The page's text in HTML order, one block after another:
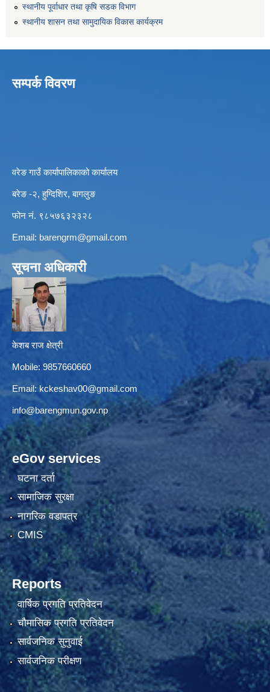
स्थानीय पूर्वाधार तथा कृषि सडक विभाग
स्थानीय शासन तथा सामुदायिक विकास कार्यक्रम
सम्पर्क विवरण
वरेङ गाउँ कार्यापालिकाको कार्यालय
बरेङ -२, हुग्दिशिर, बागलुङ
फोन नं. ९८५७६३२३२८
Email: barengrm@gmail.com
सूचना अधिकारी
केशब राज क्षेत्री
Mobile: 9857660660
Email: kckeshav00@gmail.com
info@barengmun.gov.np
eGov services
घटना दर्ता
सामाजिक सुरक्षा
नागरिक वडापत्र
CMIS
Reports
वार्षिक प्रगति प्रतिवेदन
चौमासिक प्रगति प्रतिवेदन
सार्वजनिक सुनुवाई
सार्वजनिक परीक्षण